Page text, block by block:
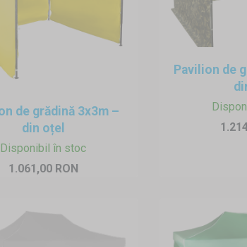
loc într-un mediu plăcut, în paviloanele pentru
cu experiență minimă îl poate monta în
Pentru a-l menține pe loc cât mai mult
veti găsi țăruși de ancorare, paracord și
de grădină 3x3m –
din oțel
Disponibil în stoc
1.061,00 RON
Pavilion de